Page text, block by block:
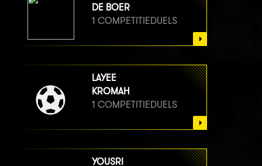
DE BOER
1 COMPETITIEDUELS
LAYEE
KROMAH
1 COMPETITIEDUELS
YOUSRI